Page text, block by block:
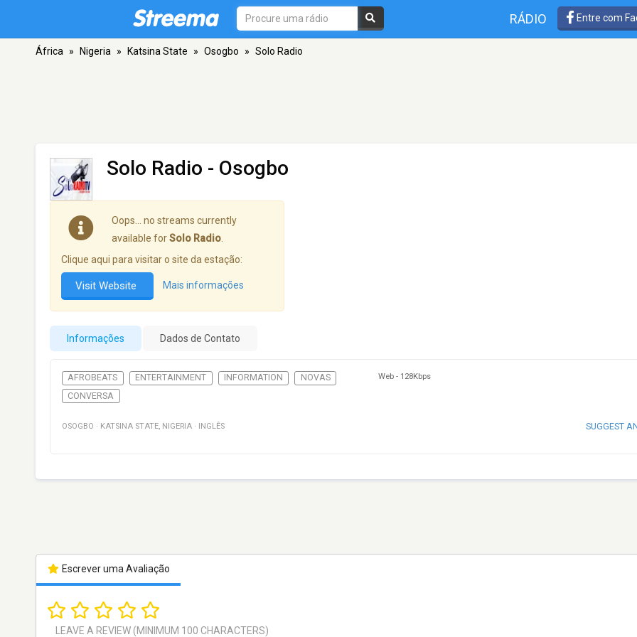
RÁDIO Entre com
África » Nigeria » Katsina State » Osogbo » Solo Radio
Solo Radio - Osogbo
Oops… no streams currently
available forSolo Radio
Clique aqui para visitar o site da estação:
Visit Website Mais informações
Informações Dados de Contato
AFROBEATS ENTERTAINMENT INFORMATION
NOVAS
CONVERSA
Web - 128Kbps
OSOGBO · KATSINA STATE, NIGERIA · INGLÊS SUGGEST
Escrever uma Avaliação